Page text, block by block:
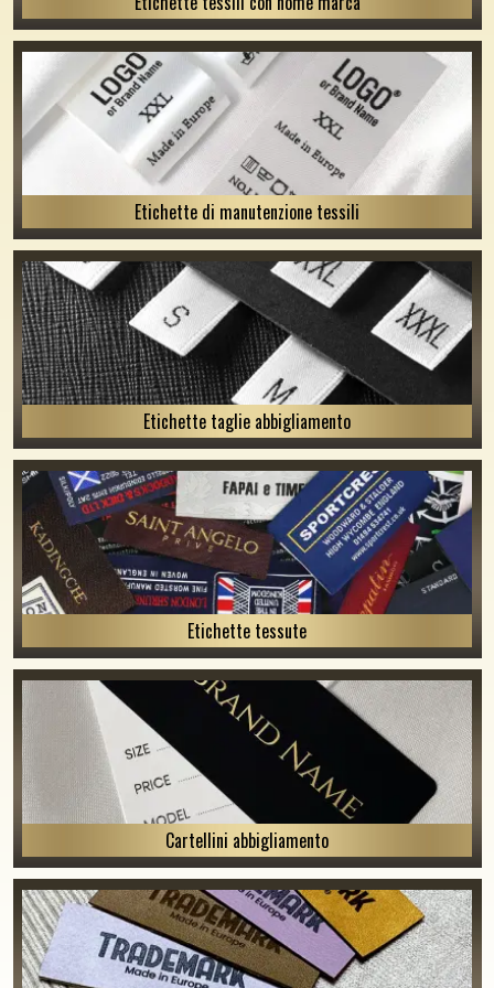
Etichette di manutenzione tessili
Etichette taglie abbigliamento
Etichette tessute
Cartellini abbigliamento